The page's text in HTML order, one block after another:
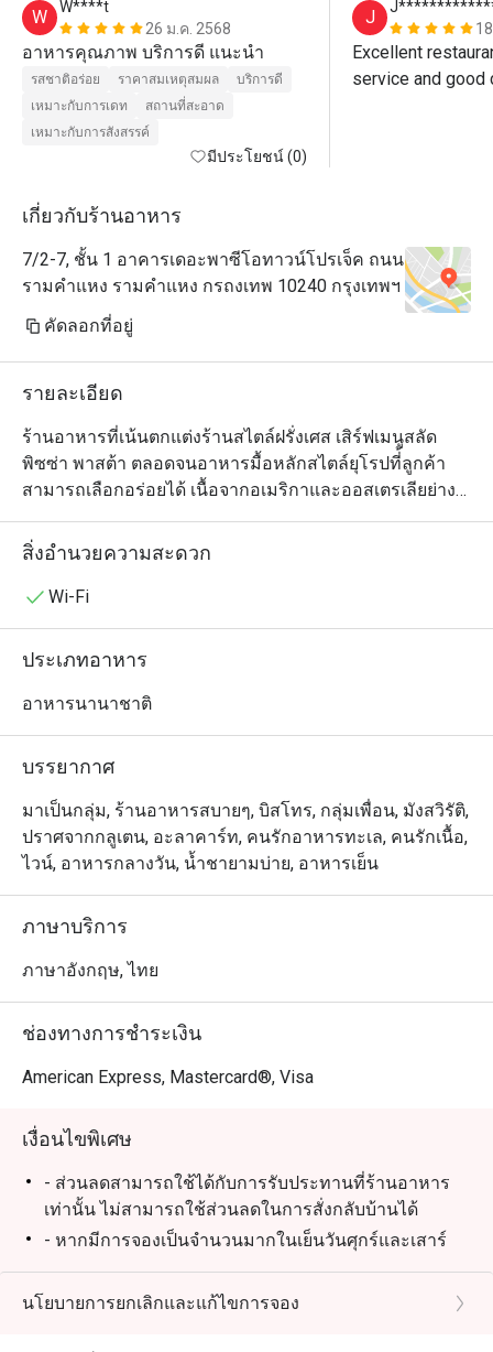
W
W****t
26 ม.ค. 2568
อาหารคุณภาพ บริการดี แนะนำ
รสชาติอร่อย ราคาสมเหตุสมผล
บริการดี
เหมาะกับการเดท
สถานที่สะอาด
เหมาะกับการสังสรรค์
มีประโยชน์ (0)
J
Excellent
service and good
เกี่ยวกับร้านอาหาร
7/2-7, ชั้น 1 อาคารเดอะพาซีโอทาวน์โปรเจ็ค ถนน
รามคำแหง รามคำแหง กรถงเทพ 10240 กรุงเทพฯ
คัดลอกที่อยู่
รายละเอียด
ร้านอาหารที่เน้นตกแต่งร้านสไตล์ฝรั่งเศส เสิร์ฟเมนูสลัด
พิซซ่า พาสต้า ตลอดจนอาหารมื้อหลักสไตล์ยุโรปที่้ลูกค้า
สามารถเลือกอร่อยได้ เนื้อจากอเมริกาและออสเตรเลียย่าง
ถ่านเป็นเมนูที่พลาดไม่ได้ของที่นี่ อีกทั้งยังมีเมนูพิเศษที่ลูกค้า
สามารถแชร์กันได้ เพื่อเพิ่มบรรยากาศให้มีความสนุกกับการ
สิ่งอำนวยความสะดวก
Wi-Fi
ประเภทอาหาร
อาหารนานาชาติ
บรรยากาศ
มาเป็นกลุ่ม, ร้านอาหารสบายๆ, บิสโทร, กลุ่มเพื่อน, มังสวิรัติ,
ปราศจากกลูเตน, อะลาคาร์ท, คนรักอาหารทะเล, คนรักเนื้อ,
ไวน์, อาหารกลางวัน, น้ำชายามบ่าย, อาหารเย็น
ภาษาบริการ
ภาษาอังกฤษ, ไทย
ช่องทางการชำระเงิน
American Express, Mastercard®, Visa
เงื่อนไขพิเศษ
- ส่วนลดสามารถใช้ได้กับการรับประทานที่ร้านอาหาร
เท่านั้น ไม่สามารถใช้ส่วนลดในการสั่งกลับบ้านได้
- หากมีการจองเป็นจำนวนมากในเย็นวันศุกร์และเสาร์
ท่านอาจต้องรอการจัดที่นั่งประมาณ 2-3 นาที
นโยบายการยกเลิกและแก้ไขการจอง